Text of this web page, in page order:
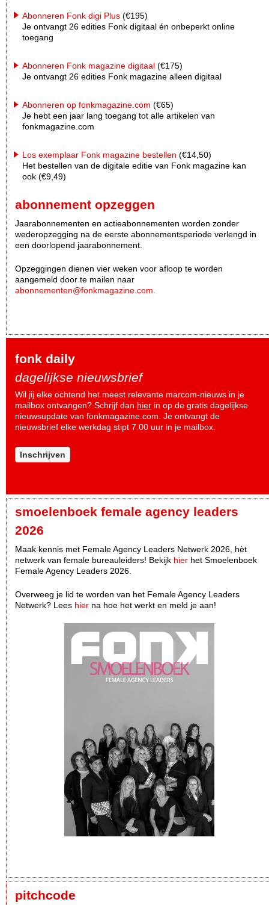
Abonneren Fonk digi Plus (€195)
Je ontvangt 26 edities Fonk digitaal én onbeperkt online
toegang
Abonneren Fonk magazine digitaal (€175)
Je ontvangt 26 edities Fonk magazine alleen digitaal
Abonneren op fonkmagazine.com (€65)
Je hebt een jaar lang toegang tot alle artikelen van
fonkmagazine.com
Los exemplaar Fonk magazine bestellen (€14,50)
Het bestellen van de digitale editie van Fonk magazine kan
ook (€9,49)
abonnement opzeggen
Jaarabonnementen en actieabonnementen worden zonder
wederopzegging na de eerste abonnementsperiode verlengd in
een doorlopend jaarabonnement.
Opzeggingen dienen vier weken voor afloop te worden
aangemeld door te mailen naar
abonnementen@fonkmagazine.com
fonk daily
dagelijkse nieuwsbrief
Wil jij elke ochtend het meest relevante marcom-nieuws in je
mailbox ontvangen? Schrijf dan hier in op de gratis dagelijkse
nieuwsupdate van fonkmagazine.com. Je ontvangt de
nieuwsbrief elke werkdag stipt 7.00 uur in je mailbox.
Inschrijven
smoelenboek female agency leaders
2026
Maak kennis met Female Agency Leaders Netwerk 2026, hèt
netwerk van female bureauleiders! Bekijk hier het Smoelenboek
Female Agency Leaders 2026.
Overweeg je lid te worden van het Female Agency Leaders
Netwerk? Lees hier na hoe het werkt en meld je aan!
pitchcode